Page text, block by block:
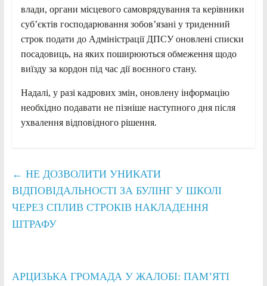
влади, органи місцевого самоврядування та керівники
суб’єктів господарювання зобов’язані у триденний
строк подати до Адміністрації ДПСУ оновлені списки
посадовиць, на яких поширюються обмеження щодо
виїзду за кордон під час дії воєнного стану.
Надалі, у разі кадрових змін, оновлену інформацію
необхідно подавати не пізніше наступного дня після
ухвалення відповідного рішення.
← НЕ ДОЗВОЛИТИ УНИКАТИ
ВІДПОВІДАЛЬНОСТІ ЗА БУЛІНГ У ШКОЛІ
ЧЕРЕЗ СПЛИВ СТРОКІВ НАКЛАДЕННЯ
ШТРАФУ
АРЦИЗЬКА ГРОМАДА У ЖАЛОБІ: ПАМ’ЯТІ